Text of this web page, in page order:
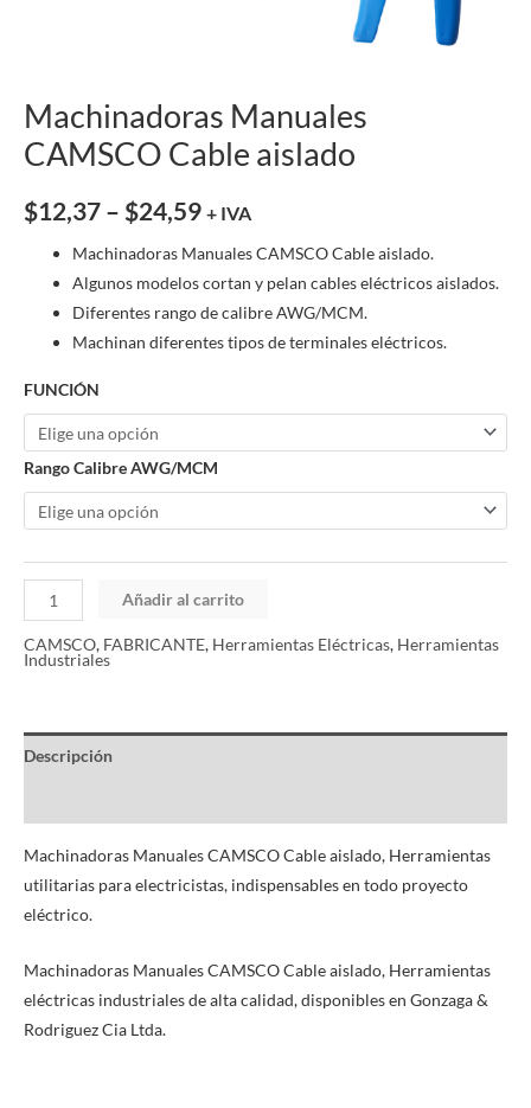
Machinadoras Manuales
CAMSCO Cable aislado
$12,37 – $24,59 + IVA
Machinadoras Manuales CAMSCO Cable aislado.
Algunos modelos cortan y pelan cables eléctricos aislados.
Diferentes rango de calibre AWG/MCM.
Machinan diferentes tipos de terminales eléctricos.
FUNCIÓN
Rango Calibre AWG/MCM
Añadir al carrito
CAMSCO, FABRICANTE, Herramientas Eléctricas, Herramientas
Industriales
Descripción
Machinadoras Manuales CAMSCO Cable aislado, Herramientas
utilitarias para electricistas, indispensables en todo proyecto
eléctrico.
Machinadoras Manuales CAMSCO Cable aislado, Herramientas
eléctricas industriales de alta calidad, disponibles en Gonzaga &
Rodriguez Cia Ltda.